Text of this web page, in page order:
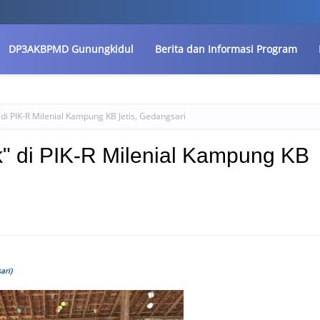
DP3AKBPMD Gunungkidul Berita dan Informasi Program
PIK-R Milenial Kampung KB Jetis, Gedangsari
di PIK-R Milenial Kampung KB